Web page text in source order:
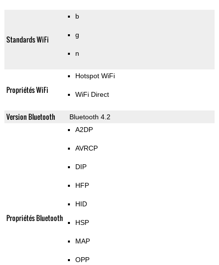
Standards WiFi
b
g
n
Propriétés WiFi
Hotspot WiFi
WiFi Direct
Version Bluetooth Bluetooth 4.2
Propriétés Bluetooth
A2DP
AVRCP
DIP
HFP
HID
HSP
MAP
OPP